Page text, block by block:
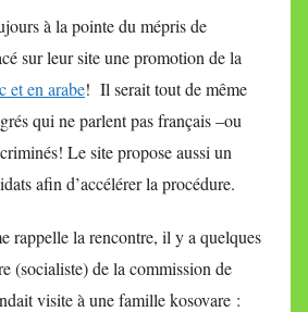
à la pointe du mépris de
sur leur site une promotion de la
et en arabe! Il serait tout de même
qui ne parlent pas français –ou
Le site propose aussi un
afin d’accélérer la procédure.
rappelle la rencontre, il y a quelques
(socialiste) de la commission de
visite à une famille kosovare :